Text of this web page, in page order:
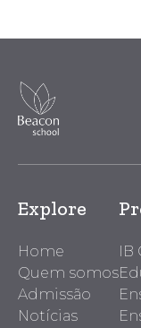
Explore
Home
Quem somos
Admissão
Notícias
IB